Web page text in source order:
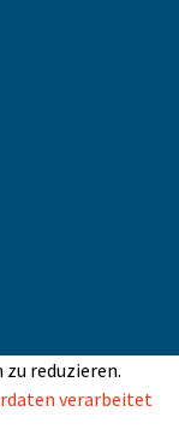
reduzieren.
verarbeitet